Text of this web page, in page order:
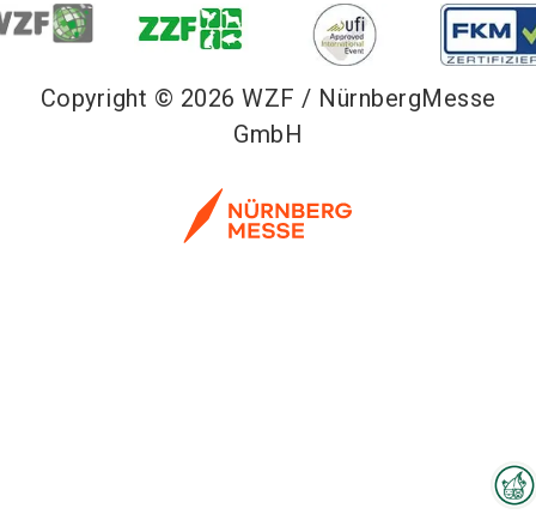
Copyright © 2026 WZF / NürnbergMesse
GmbH